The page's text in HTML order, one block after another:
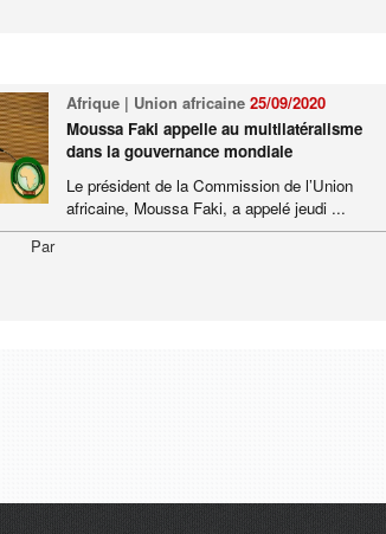
Afrique | Union africaine 25/09/2020
Moussa Faki appelle au multilatéralisme
dans la gouvernance mondiale
Le président de la Commission de l’Union
africaine, Moussa Faki, a appelé jeudi ...
Par